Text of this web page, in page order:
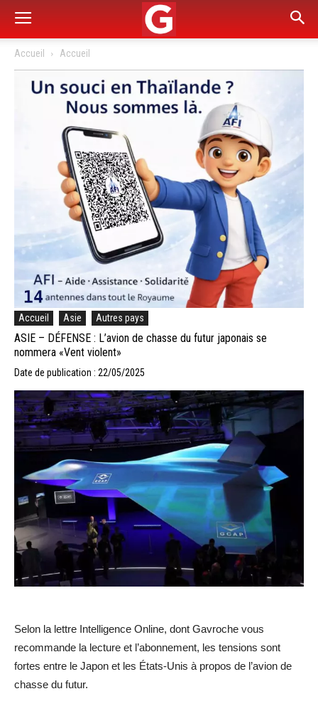
Accueil Accueil
Accueil Asie Autres pays
ASIE – DÉFENSE : L’avion de chasse du futur japonais se
nommera «Vent violent»
Date de publication : 22/05/2025
Selon la lettre Intelligence Online, dont Gavroche vous
recommande la lecture et l’abonnement, les tensions sont
fortes entre le Japon et les États-Unis à propos de l’avion de
chasse du futur.